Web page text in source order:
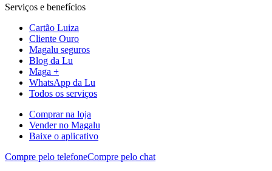
Serviços e benefícios
Cartão Luiza
Cliente Ouro
Magalu seguros
Blog da Lu
Maga +
WhatsApp da Lu
Todos os serviços
Comprar na loja
Vender no Magalu
Baixe o aplicativo
Compre pelo telefoneCompre pelo chat